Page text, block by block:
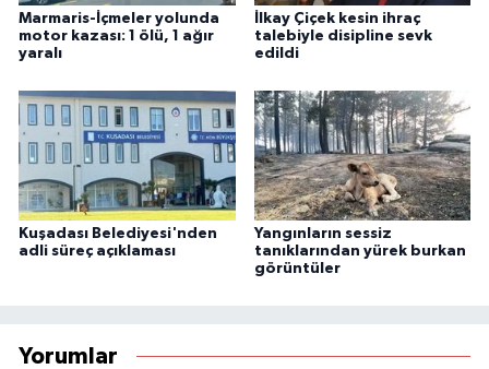
Marmaris-İçmeler yolunda
motor kazası: 1 ölü, 1 ağır
yaralı
İlkay Çiçek kesin ihraç
talebiyle disipline sevk
edildi
Kuşadası Belediyesi'nden
adli süreç açıklaması
Yangınların sessiz
tanıklarından yürek burkan
görüntüler
Yorumlar